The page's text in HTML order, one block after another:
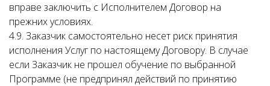
вправе заключить с Исполнителем Договор на
прежних условиях.
4.9. Заказчик самостоятельно несет риск принятия
исполнения Услуг по настоящему Договору. В случае
если Заказчик не прошел обучение по выбранной
Программе (не предпринял действий по принятию